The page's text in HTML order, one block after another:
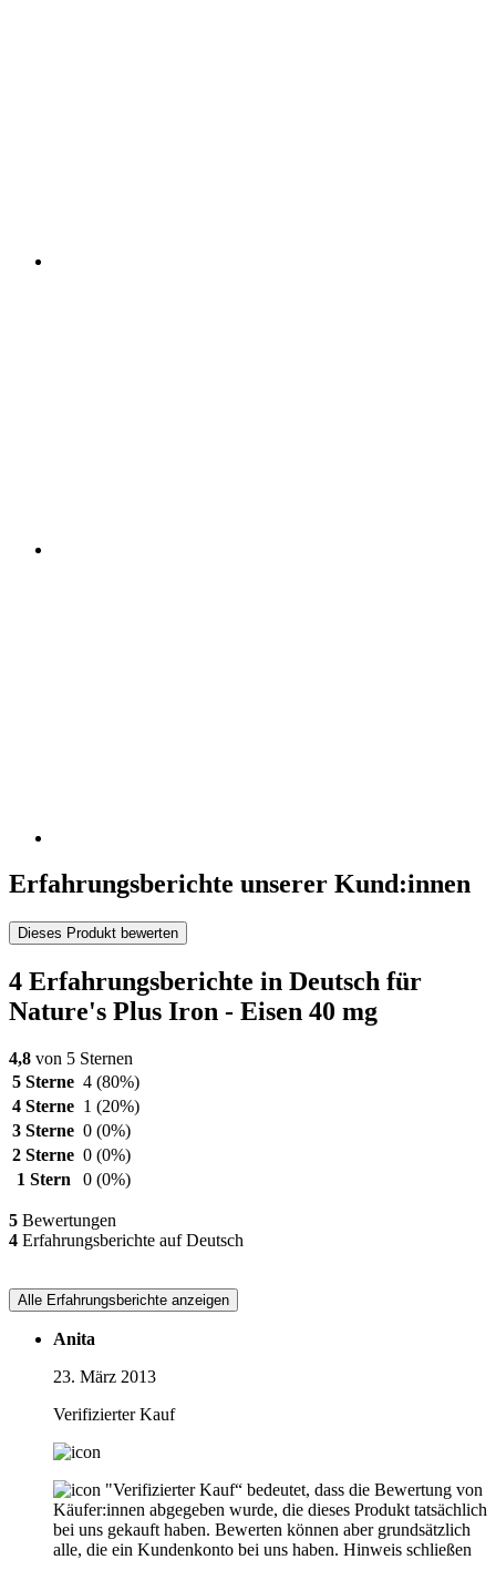
Erfahrungsberichte unserer Kund:innen
Dieses Produkt bewerten
4 Erfahrungsberichte in Deutsch für
Nature's Plus Iron - Eisen 40 mg
4,8 von 5 Sternen
5 Sterne 4 (80%)
4 Sterne 1 (20%)
3 Sterne 0 (0%)
2 Sterne 0 (0%)
1 Stern
0 (0%)
5 Bewertungen
4 Erfahrungsberichte auf Deutsch
Alle Erfahrungsberichte anzeigen
Anita
23. März 2013
Verifizierter Kauf
"Verifizierter Kauf“ bedeutet, dass die Bewertung von
Käufer:innen abgegeben wurde, die dieses Produkt tatsächlich
bei uns gekauft haben. Bewerten können aber grundsätzlich
alle, die ein Kundenkonto bei uns haben. Hinweis schließen